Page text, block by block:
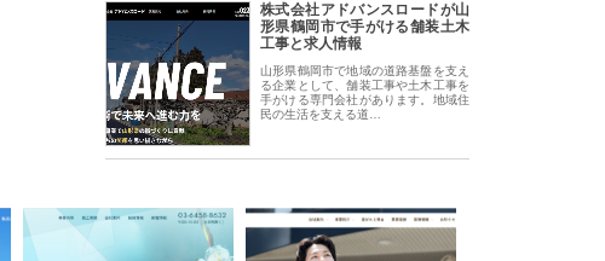
株式会社アドバンスロードが山
形県鶴岡市で手がける舗装土木
工事と求人情報
山形県鶴岡市で地域の道路基盤を支え
る企業として、舗装工事や土木工事を
手がける専門会社があります。地域住
民の生活を支える道…